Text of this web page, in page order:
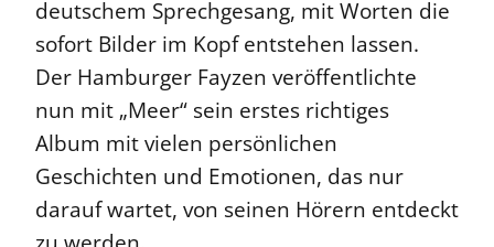
deutschem Sprechgesang, mit Worten die
sofort Bilder im Kopf entstehen lassen.
Der Hamburger Fayzen veröffentlichte
nun mit „Meer“ sein erstes richtiges
Album mit vielen persönlichen
Geschichten und Emotionen, das nur
darauf wartet, von seinen Hörern entdeckt